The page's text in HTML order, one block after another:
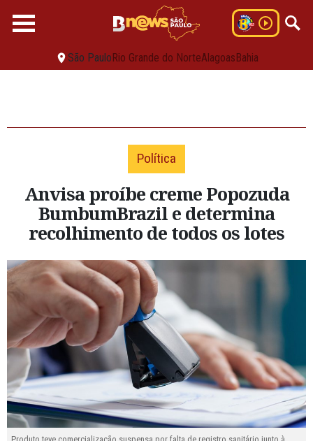
São PauloRio Grande do NorteAlagoasBahia
Política
Anvisa proíbe creme Popozuda
BumbumBrazil e determina
recolhimento de todos os lotes